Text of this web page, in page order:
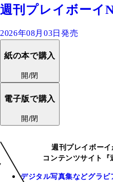
週刊プレイボーイ
2026年08月03日発売
紙の本で購入
開/閉
電子版で購入
開/閉
週刊プレイボー
コンテンツサイト『
デジタル写真集などグラビ